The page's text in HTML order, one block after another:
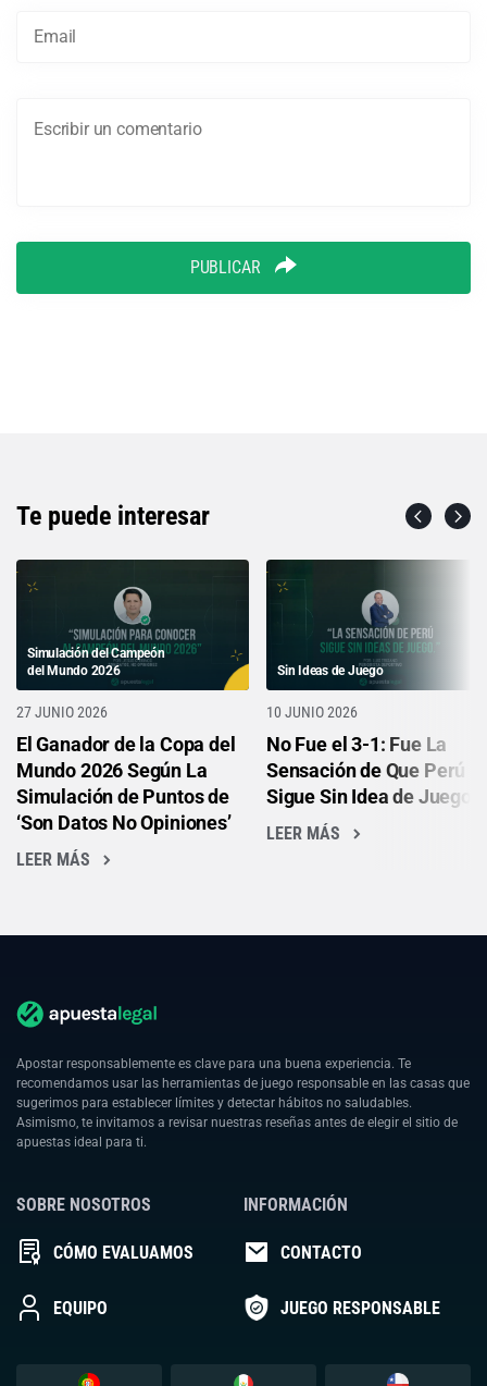
PUBLICAR
Te puede interesar
Simulación del Campeón
del Mundo 2026
27 JUNIO 2026
El Ganador de la Copa del
Mundo 2026 Según La
Simulación de Puntos de
‘Son Datos No Opiniones’
LEER MÁS
Sin Ideas de Juego
10 JUNIO 2026
No Fue el 3-1: Fue La
Sensación de Que Perú
Sigue Sin Idea de Juego
LEER MÁS
Apostar responsablemente es clave para una buena experiencia. Te
recomendamos usar las herramientas de juego responsable en las casas que
sugerimos para establecer límites y detectar hábitos no saludables.
Asimismo, te invitamos a revisar nuestras reseñas antes de elegir el sitio de
apuestas ideal para ti.
SOBRE NOSOTROS
CÓMO EVALUAMOS
EQUIPO
INFORMACIÓN
CONTACTO
JUEGO RESPONSABLE